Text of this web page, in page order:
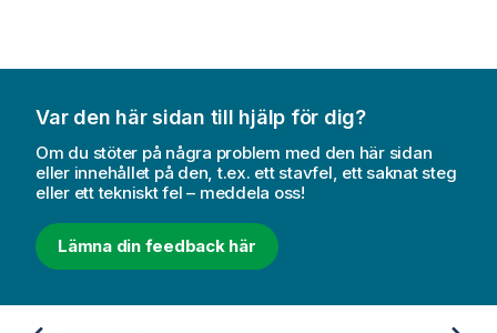
Var den här sidan till hjälp för dig?
Om du stöter på några problem med den här sidan
eller innehållet på den, t.ex. ett stavfel, ett saknat steg
eller ett tekniskt fel – meddela oss!
Lämna din feedback här